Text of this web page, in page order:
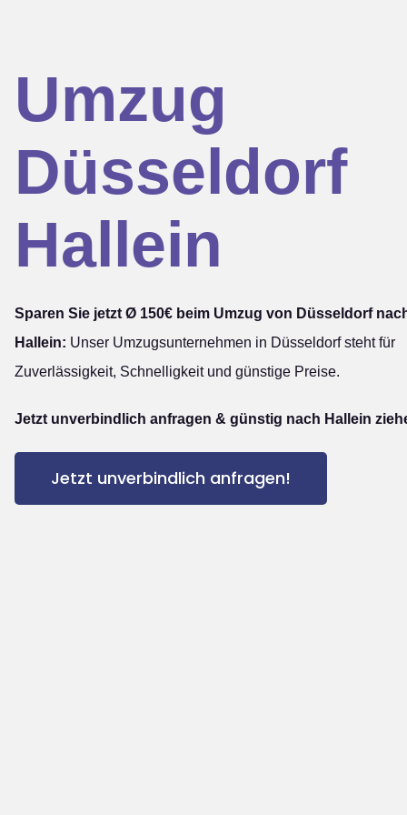
Umzug
Düsseldorf
Hallein
Sparen Sie jetzt Ø 150€ beim Umzug von Düsseldorf
Hallein: Unser Umzugsunternehmen in Düsseldorf steht für
Zuverlässigkeit, Schnelligkeit und günstige Preise.
Jetzt unverbindlich anfragen & günstig nach Hallein
Jetzt unverbindlich anfragen!